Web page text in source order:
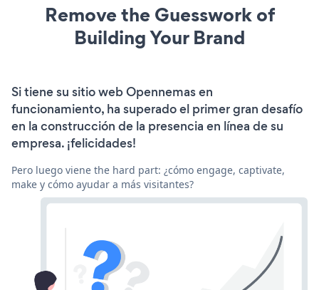
Remove the Guesswork of
Building Your Brand
Si tiene su sitio web Opennemas en
funcionamiento, ha superado el primer gran desafío
en la construcción de la presencia en línea de su
empresa. ¡felicidades!
Pero luego viene the hard part: ¿cómo engage, captivate,
make y cómo ayudar a más visitantes?